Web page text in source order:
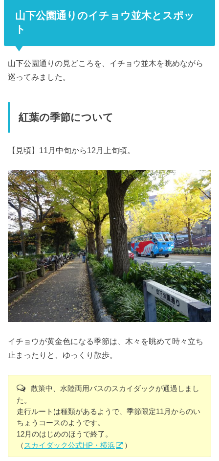
山下公園通りのイチョウ並木とスポッ
ト
山下公園通りの見どころを、イチョウ並木を眺めながら
巡ってみました。
紅葉の季節について
【見頃】11月中旬から12月上旬頃。
イチョウが黄金色になる季節は、木々を眺めて時々立ち
止まったりと、ゆっくり散歩。
散策中、水陸両用バスのスカイダックが通過しまし
た。
走行ルートは種類があるようで、季節限定11月からのい
ちょうコースのようです。
12月のはじめのほうで終了。
（ スカイダック公式HP・横浜 ）